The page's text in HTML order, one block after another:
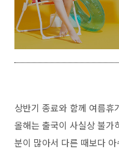
상반기 종료와 함께 여름휴
올해는 출국이 사실상 불가
분이 많아서 다른 때보다